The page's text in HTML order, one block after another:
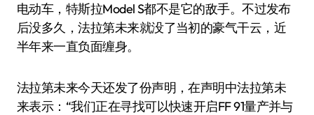
电动车，特斯拉Model S都不是它的敌手。不过发布
后没多久，法拉第未来就没了当初的豪气干云，近
半年来一直负面缠身。
法拉第未来今天还发了份声明，在声明中法拉第未
来表示：“我们正在寻找可以快速开启FF 91量产并与